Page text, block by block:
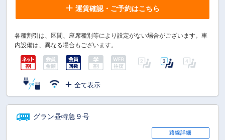
運賃確認・ご予約はこちら
各種割引は、区間、座席種別等により設定がない場合がございます。車
内設備は、異なる場合もございます。
全て表示
グラン昼特急９号
路線詳細